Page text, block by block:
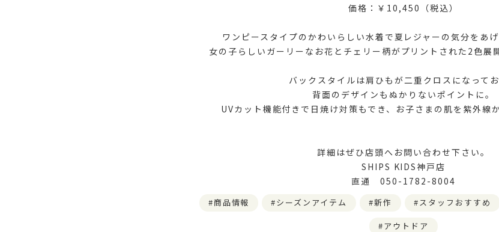
価格：￥10,450（税込）
ワンピースタイプのかわいらしい水着で夏レジャーの気分をあ
女の子らしいガーリーなお花とチェリー柄がプリントされた2色展
バックスタイルは肩ひもが二重クロスになってお
背面のデザインもぬかりないポイントに。
UVカット機能付きで日焼け対策もでき、お子さまの肌を紫外線
詳細はぜひ店頭へお問い合わせ下さい。
SHIPS KIDS神戸店
直通 050-1782-8004
商品情報 シーズンアイテム 新作 スタッフおすすめ
アウトドア